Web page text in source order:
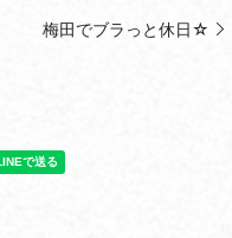
梅田でブラっと休日☆